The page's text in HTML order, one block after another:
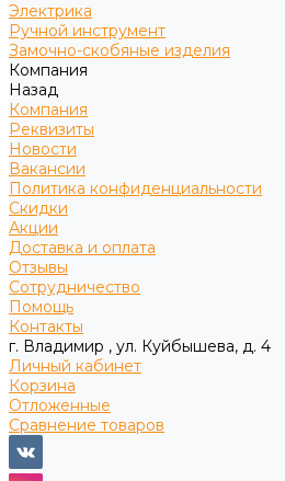
Электрика
Ручной инструмент
Замочно-скобяные изделия
Компания
Назад
Компания
Реквизиты
Новости
Вакансии
Политика конфиденциальности
Скидки
Акции
Доставка и оплата
Отзывы
Сотрудничество
Помощь
Контакты
г. Владимир , ул. Куйбышева, д. 4
Личный кабинет
Корзина
Отложенные
Сравнение товаров